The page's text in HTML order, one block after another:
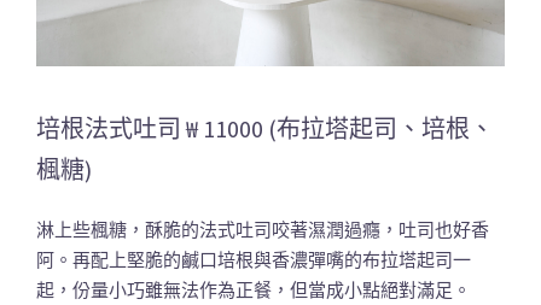
培根法式吐司 ₩ 11000 (布拉塔起司、培根、
楓糖)
淋上些楓糖，酥脆的法式吐司咬著濕潤過癮，吐司也好香
阿。再配上堅脆的鹹口培根與香濃彈嘴的布拉塔起司一
起，份量小巧雖無法作為正餐，但當成小點絕對滿足。